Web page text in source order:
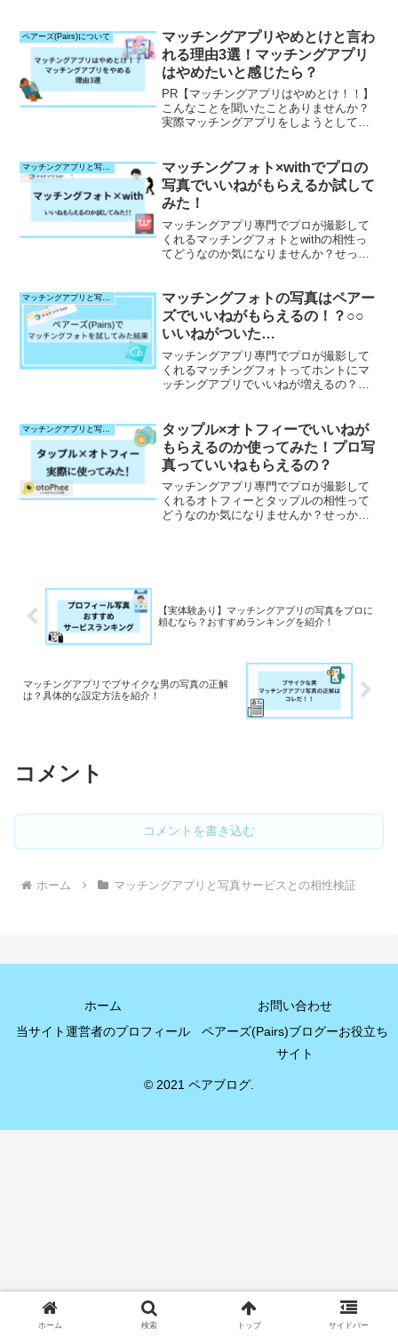
らいたい方自分にあったサービスを選べ
るように書きました。自分にあったプラ
ンを選択して是非いいねを集めましょ
う！！
ペアーズ(Pairs)について
マッチングアプリやめとけと言わ
れる理由3選！マッチングアプリ
はやめたいと感じたら？
PR【マッチングアプリはやめとけ！！】
こんなことを聞いたことありませんか？
実際マッチングアプリをしようとして、
よマッチングアプリなんてブサイクしか
居ないでしょマッチング...
マッチングアプリと写真サービスとの相性検証
マッチングフォト×withでプロの
写真でいいねがもらえるか試して
みた！
マッチングアプリ專門でプロが撮影して
くれるマッチングフォトとwithの相性っ
てどうなのか気になりませんか？せっか
そこで、今回は本気婚活中の30歳平凡男
がwithを使って、マッチングフォトの写
真でいいねがもらえるかを試してみまし
た。マッチングフォトで本当にいいねが
増えるか知りたい方、マッチングアプリ
の写真をどうすべきか悩んでる方は必見
です。
マッチングアプリと写真サービスとの相性検証
マッチングフォトの写真はペアー
ズでいいねがもらえるの！？○○
いいねがついた…
マッチングアプリ專門でプロが撮影して
くれるマッチングフォトってホントにマ
ッチングアプリでいいねが増えるの？せ
今回はペアーズ(Pairs)を使って、マッチ
ングフォトの写真でいいねがもらえるか
を試してみました。マッチングフォトで
本当にいいねが増えるか知りたい方、マ
ッチングアプリの写真をどうすべきか悩
んでる方は必見です。
タップル×オトフィーでいいねが
もらえるのか使ってみた！プロ写
真っていいねもらえるの？
マッチングアプリ專門でプロが撮影して
くれるオトフィーとタップルの相性って
どうなのか気になりませんか？せっかく
プリの写真をどうすべきか悩んでる方は
必見です。
【実体験あり】マッチングアプリの写真をプロに
頼むなら？おすすめランキングを紹介！
マッチングアプリでブサイクな男の写真の正解
は？具体的な設定方法を紹介！
コメント
コメントを書き込む
ホーム マッチングアプリと写真サービスとの相性検証
ホーム
お問い合わせ
当サイト運営者のプロフィール
ペアーズ(Pairs)ブログーお役立ち
サイト
© 2021 ペアブログ.
ホーム 検索 トップ サイドバー